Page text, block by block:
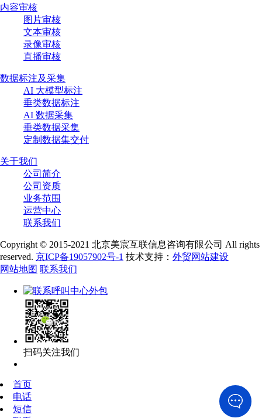
内容审核
图片审核
文本审核
录像审核
直播审核
数据标注及采集
AI 大模型标注
垂类数据标注
AI 数据采集
垂类数据采集
定制数据集交付
关于我们
公司简介
公司资质
业务范围
运营中心
联系我们
Copyright © 2015-2021 北京美宸互联信息咨询有限公司 All rights
reserved. 京ICP备19057902号-1 技术支持： 外贸网站建设
网站地图 联系我们
扫码关注我们
首页
电话
短信